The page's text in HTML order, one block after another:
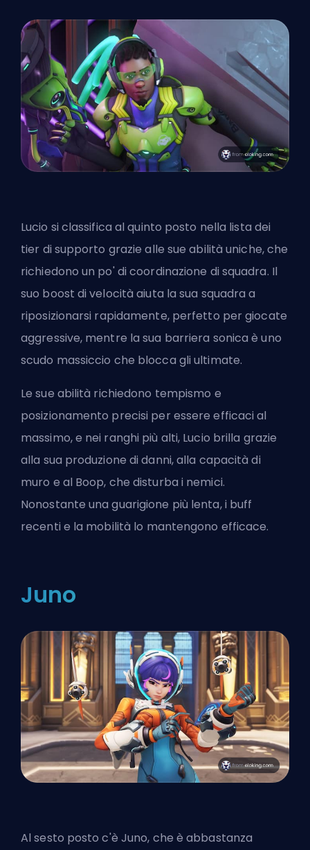
Lucio si classifica al quinto posto nella lista dei
tier di supporto grazie alle sue abilità uniche, che
richiedono un po' di coordinazione di squadra. Il
suo boost di velocità aiuta la sua squadra a
riposizionarsi rapidamente, perfetto per giocate
aggressive, mentre la sua barriera sonica è uno
scudo massiccio che blocca gli ultimate.
Le sue abilità richiedono tempismo e
posizionamento precisi per essere efficaci al
massimo, e nei ranghi più alti, Lucio brilla grazie
alla sua produzione di danni, alla capacità di
muro e al Boop, che disturba i nemici.
Nonostante una guarigione più lenta, i buff
recenti e la mobilità lo mantengono efficace.
Juno
Al sesto posto c'è Juno, che è abbastanza